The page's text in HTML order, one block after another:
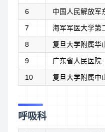
6 中国人民解放军
7 海军军医大学第
8 复旦大学附属华
9 广东省人民医院
10 复旦大学附属中
呼吸科